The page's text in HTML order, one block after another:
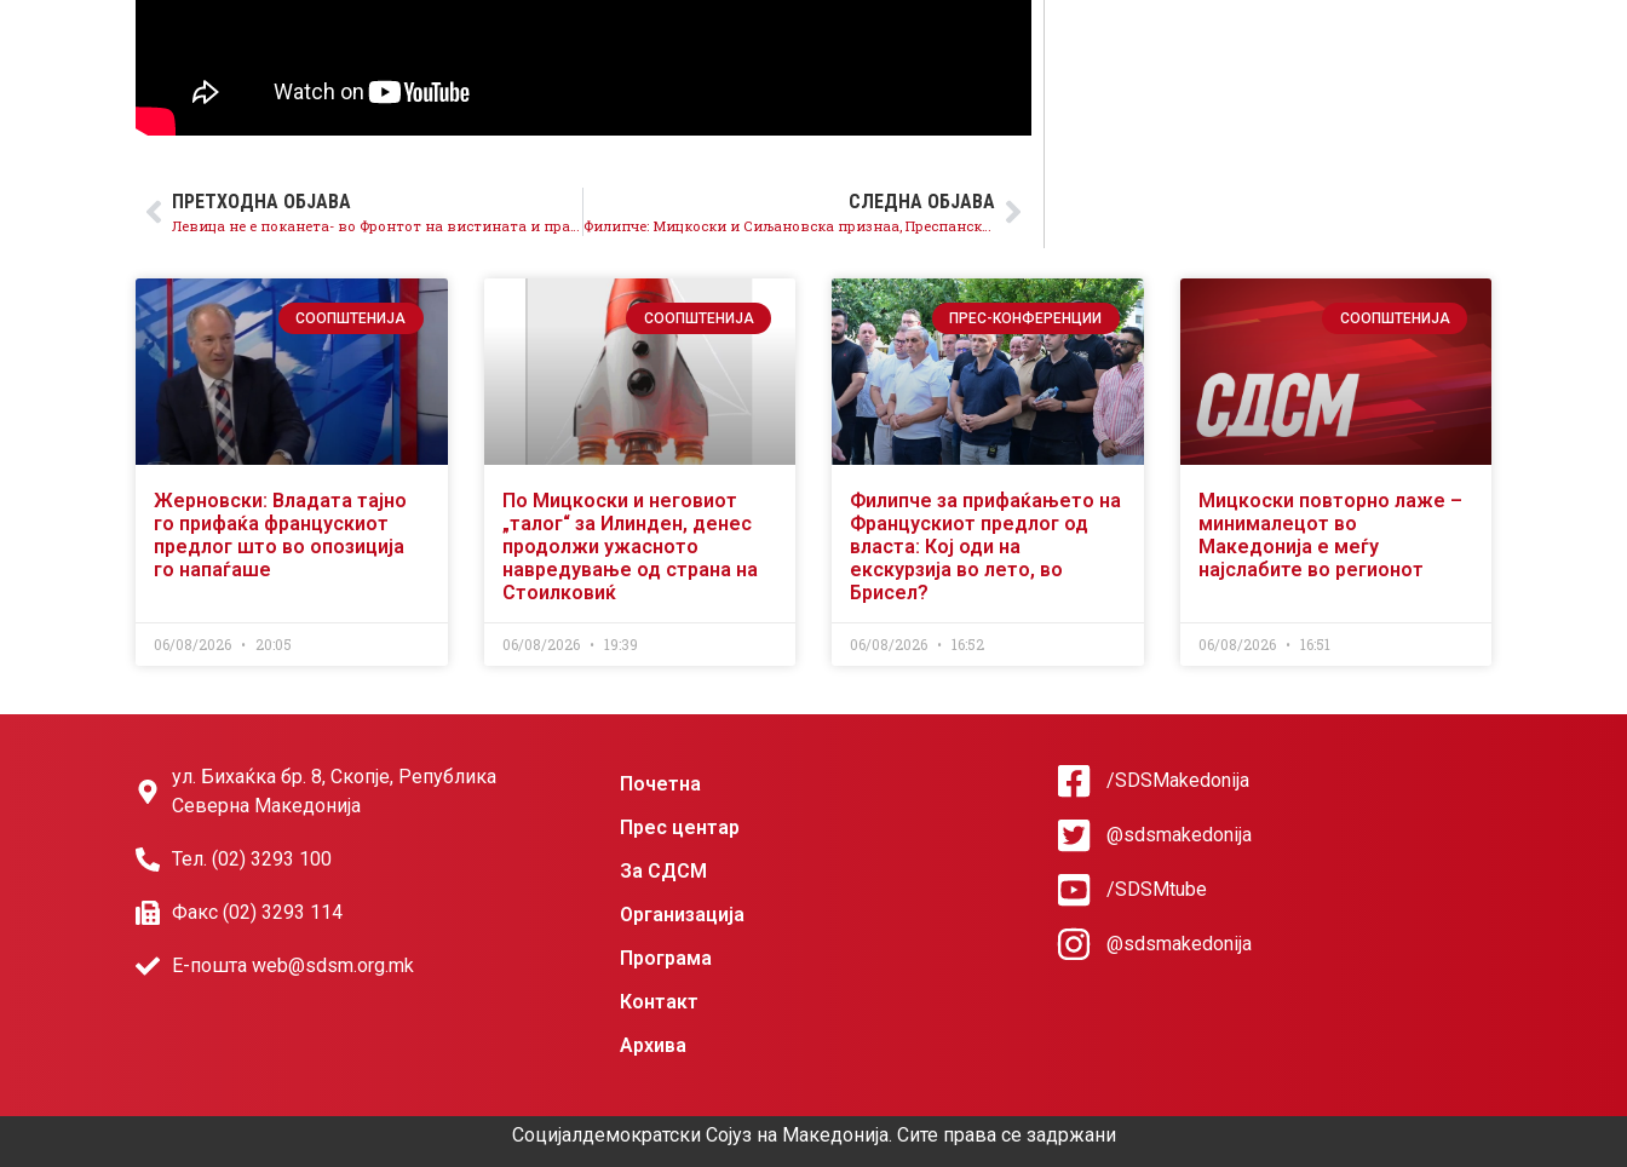
ПРЕТХОДНА ОБЈАВА СЛЕДНА ОБЈАВА
СООПШТЕНИЈА
Жерновски: Владата тајно
го прифаќа францускиот
предлог што во опозиција
го напаѓаше
06/08/2026 20:05
СООПШТЕНИЈА
По Мицкоски и неговиот
„талог“ за Илинден, денес
продолжи ужасното
навредување од страна на
Стоилковиќ
06/08/2026 19:39
ПРЕС-КОНФЕРЕНЦИИ
Филипче за прифаќањето на
Францускиот предлог од
власта: Кој оди на
екскурзија во лето, во
Брисел?
06/08/2026 16:52
СООПШТЕНИЈА
Мицкоски повторно лаже –
минималецот во
Македонија е меѓу
најслабите во регионот
06/08/2026 16:51
ул. Бихаќка бр. 8, Скопје, Република
Северна Македонија
Тел. (02) 3293 100
Факс (02) 3293 114
Е-пошта web@sdsm.org.mk
Почетна
Прес центар
За СДСМ
Организација
Програма
Контакт
Архива
/SDSMakedonija
@sdsmakedonija
/SDSMtube
@sdsmakedonija
Социјалдемократски Сојуз на Македонија. Сите права се задржани